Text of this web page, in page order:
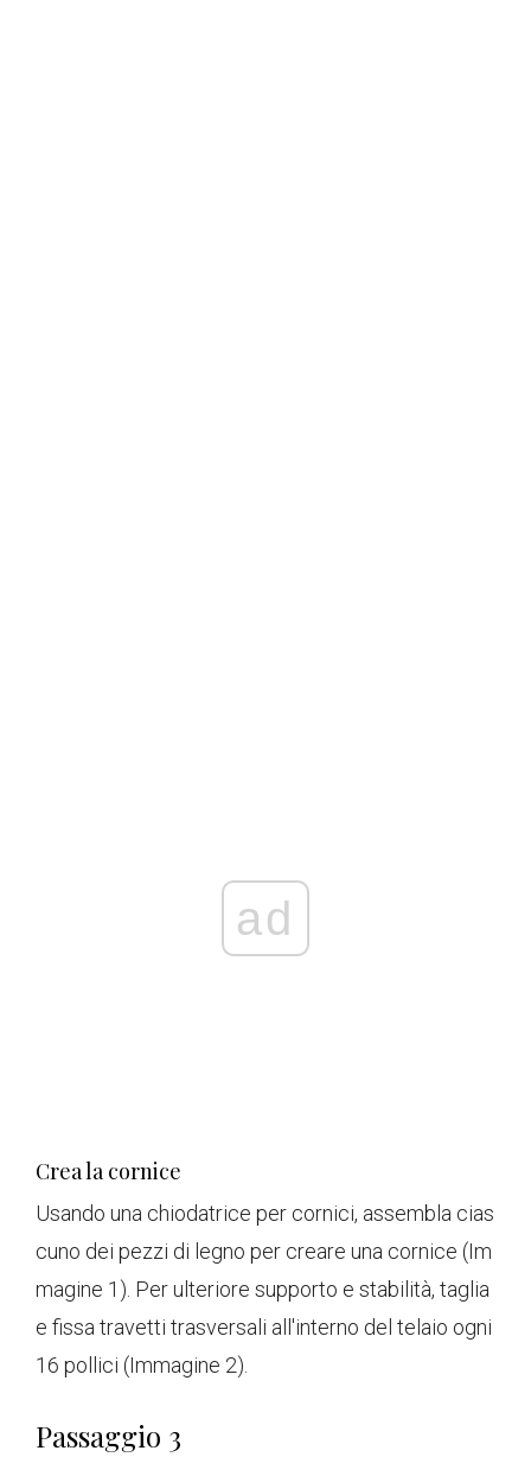
ad
Crea la cornice
Usando una chiodatrice per cornici, assembla cias
cuno dei pezzi di legno per creare una cornice (Im
magine 1). Per ulteriore supporto e stabilità, taglia
e fissa travetti trasversali all'interno del telaio ogni
16 pollici (Immagine 2).
Passaggio 3